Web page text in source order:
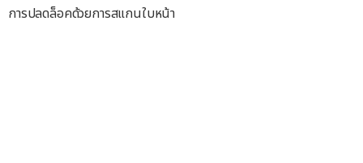
การปลดล็อคด้วยการสแกนใบหน้า